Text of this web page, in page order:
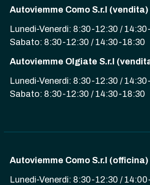
Autoviemme Como S.r.l (vendita)
Lunedi-Venerdi: 8:30-12:30 /
Sabato: 8:30-12:30 / 14:30-18:30
Autoviemme Olgiate S.r.l
Lunedi-Venerdi: 8:30-12:30 /
Sabato: 8:30-12:30 / 14:30-18:30
Autoviemme Como S.r.l (officina)
Lunedi-Venerdi: 8:30-12:30 /